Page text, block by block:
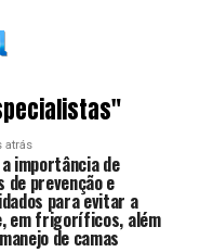
atrás
importância de
prevenção e
para evitar a
em frigoríficos, além
de camas